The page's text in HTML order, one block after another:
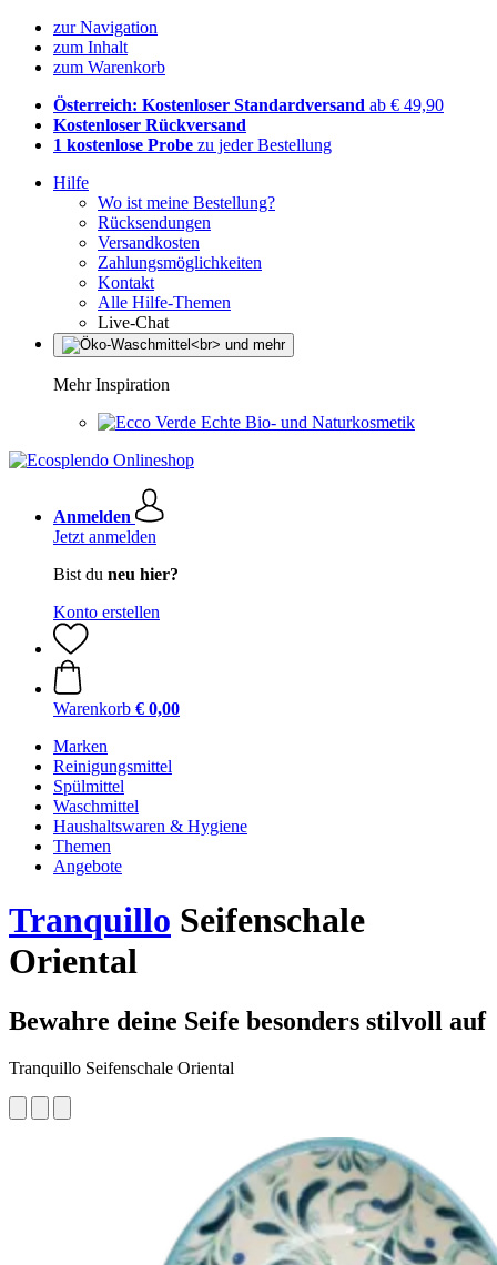
zur Navigation
zum Inhalt
zum Warenkorb
Österreich: Kostenloser Standardversand ab € 49,90
Kostenloser Rückversand
1 kostenlose Probe zu jeder Bestellung
Hilfe
Wo ist meine Bestellung?
Rücksendungen
Versandkosten
Zahlungsmöglichkeiten
Kontakt
Alle Hilfe-Themen
Live-Chat
Mehr Inspiration
Echte Bio- und Naturkosmetik
Anmelden
Jetzt anmelden
Bist du neu hier?
Konto erstellen
Warenkorb € 0,00
Marken
Reinigungsmittel
Spülmittel
Waschmittel
Haushaltswaren & Hygiene
Themen
Angebote
Tranquillo Seifenschale
Oriental
Bewahre deine Seife besonders stilvoll auf
Tranquillo Seifenschale Oriental